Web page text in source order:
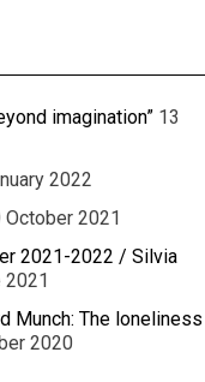
imagination” 13
2022
October 2021
2021-2022 / Silvia
2021
Munch: The
2020